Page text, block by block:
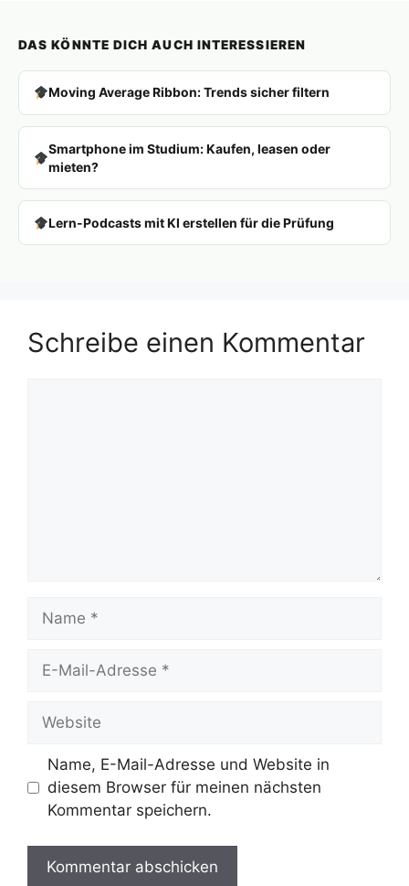
DAS KÖNNTE DICH AUCH INTERESSIEREN
Moving Average Ribbon: Trends sicher filtern
Smartphone im Studium: Kaufen, leasen oder
mieten?
Lern-Podcasts mit KI erstellen für die Prüfung
Schreibe einen Kommentar
Name
Website
Name, E-Mail-Adresse und Website in
diesem Browser für meinen nächsten
Kommentar speichern.